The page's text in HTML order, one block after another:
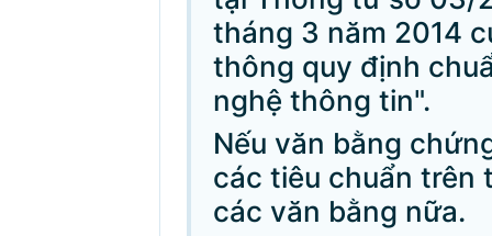
tháng 3 năm 2014
thông quy định
nghệ thông tin".
Nếu văn bằng
các tiêu chuẩn trên
các văn bằng nữa.